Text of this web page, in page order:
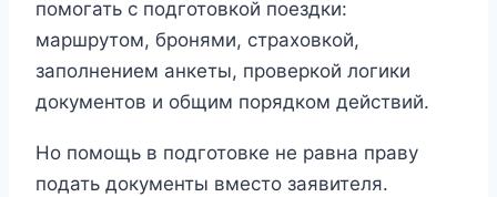
помогать с подготовкой поездки:
маршрутом, бронями, страховкой,
заполнением анкеты, проверкой логики
документов и общим порядком действий.
Но помощь в подготовке не равна праву
подать документы вместо заявителя.